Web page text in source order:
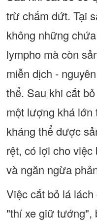
trừ chấm dứt. Tại
không những
lympho mà còn
miễn dịch -
thể. Sau khi cắt
một lượng khá lớn
kháng thể được
rệt, có lợi cho việc
và ngăn ngừa
Việc cắt bỏ lá
"thí xe giữ tướng",